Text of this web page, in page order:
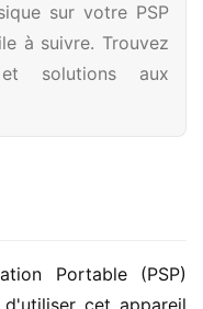
sur votre PSP
à suivre. Trouvez
solutions aux
Portable (PSP)
cet appareil